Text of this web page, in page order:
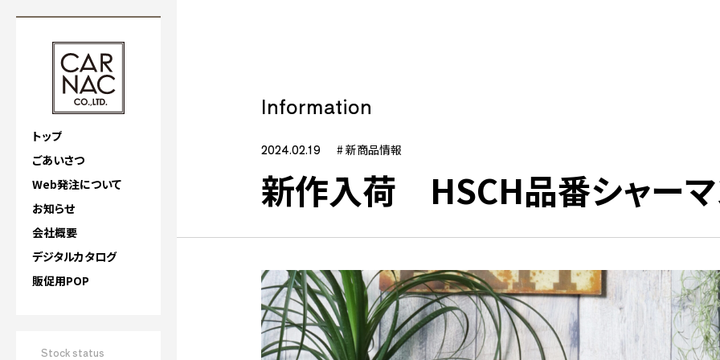
トップ
ごあいさつ
Web発注について
お知らせ
会社概要
デジタルカタログ
販促用POP
Stock status
Information
2024.02.19 # 新商品情報
新作入荷 HSCH品番シャーマ